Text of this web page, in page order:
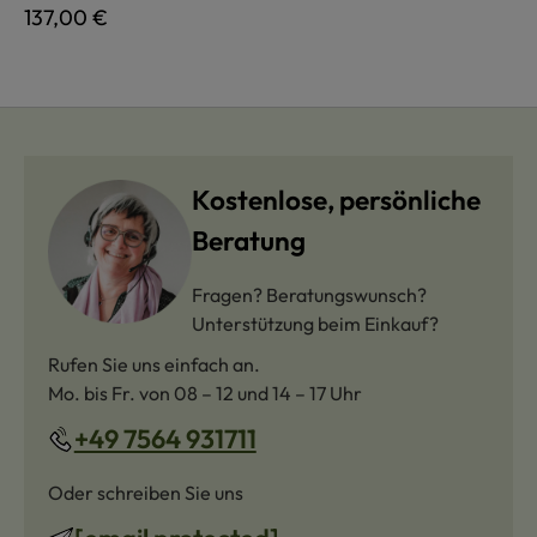
Regulärer Preis:
137,00 €
Kostenlose, persönliche
Beratung
Fragen? Beratungswunsch?
Unterstützung beim Einkauf?
Rufen Sie uns einfach an.
Mo. bis Fr. von 08 – 12 und 14 – 17 Uhr
+49 7564 931711
Oder schreiben Sie uns